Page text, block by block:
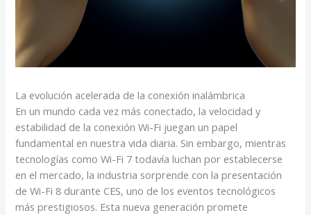
La evolución acelerada de la conexión inalámbrica
En un mundo cada vez más conectado, la velocidad y
estabilidad de la conexión Wi-Fi juegan un papel
fundamental en nuestra vida diaria. Sin embargo, mientras
tecnologías como Wi-Fi 7 todavía luchan por establecerse
en el mercado, la industria sorprende con la presentación
de Wi-Fi 8 durante CES, uno de los eventos tecnológicos
más prestigiosos. Esta nueva generación promete